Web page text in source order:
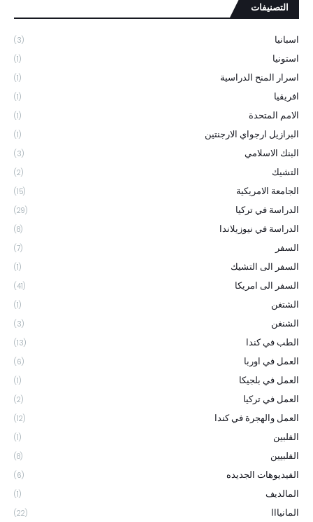
التصنيفات
اسبانيا (3)
استونيا (1)
اسرار المنح الدراسية (1)
افريقيا (1)
الامم المتحدة (1)
البرازيل ارجواي الارجنتين (1)
البنك الاسلامي (3)
التشيك (2)
الجامعة الامريكية (15)
الدراسة في تركيا (29)
الدراسة في نيوزيلاندا (8)
السفر (7)
السفر الى التشيك (1)
السفر الى امريكا (41)
الشتغن (1)
الشنغن (3)
الطب في كندا (13)
العمل في اوربا (6)
العمل في بلجيكا (1)
العمل في تركيا (2)
العمل والهجرة في كندا (12)
الفلبين (1)
الفلبيين (8)
الفيديوهات الجديده (6)
المالديف (1)
المانيااا (22)